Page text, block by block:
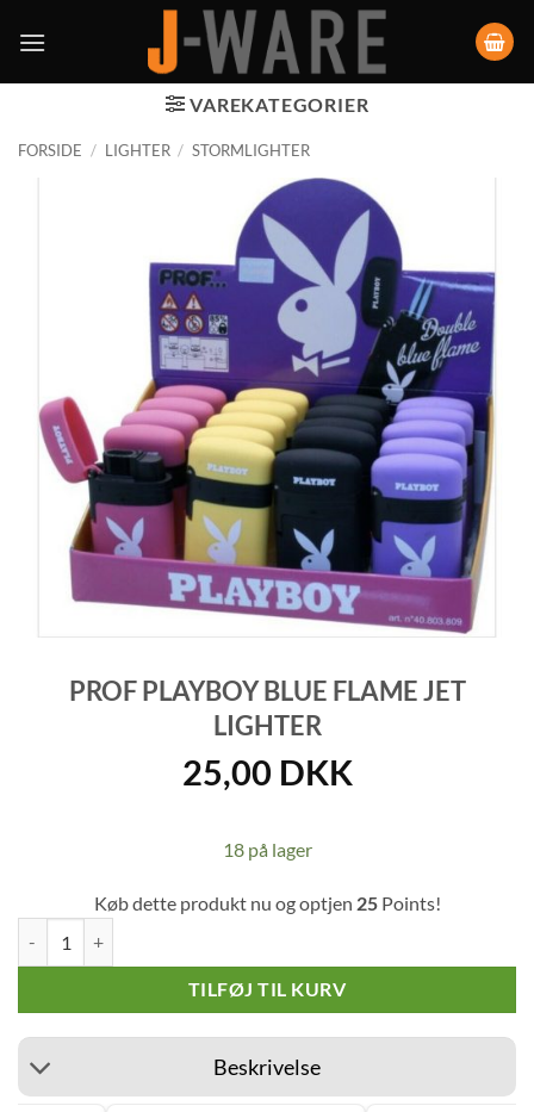
VAREKATEGORIER
FORSIDE / LIGHTER / STORMLIGHTER
PROF PLAYBOY BLUE FLAME JET
LIGHTER
25,00 DKK
18 på lager
Køb dette produkt nu og optjen 25Points!
TILFØJ TIL KURV
Beskrivelse